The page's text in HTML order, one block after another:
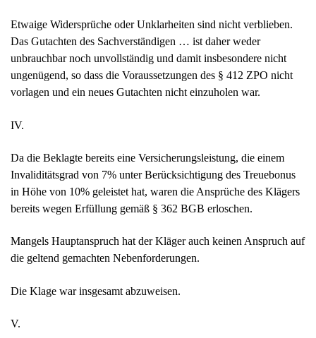
Etwaige Widersprüche oder Unklarheiten sind nicht verblieben.
Das Gutachten des Sachverständigen … ist daher weder
unbrauchbar noch unvollständig und damit insbesondere nicht
ungenügend, so dass die Voraussetzungen des § 412 ZPO nicht
vorlagen und ein neues Gutachten nicht einzuholen war.
IV.
Da die Beklagte bereits eine Versicherungsleistung, die einem
Invaliditätsgrad von 7% unter Berücksichtigung des Treuebonus
in Höhe von 10% geleistet hat, waren die Ansprüche des Klägers
bereits wegen Erfüllung gemäß § 362 BGB erloschen.
Mangels Hauptanspruch hat der Kläger auch keinen Anspruch auf
die geltend gemachten Nebenforderungen.
Die Klage war insgesamt abzuweisen.
V.